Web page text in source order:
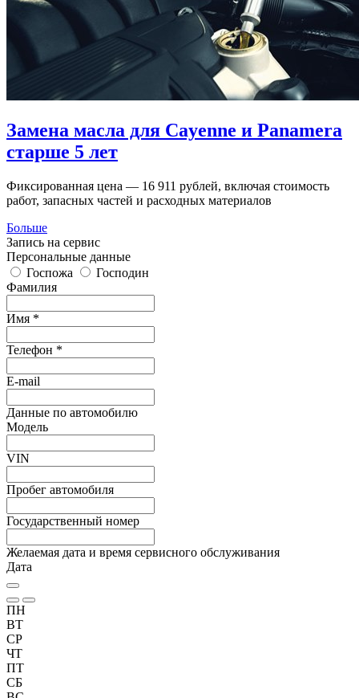
Замена масла для Cayenne и Panamera
старше 5 лет
Фиксированная цена — 16 911 рублей, включая стоимость
работ, запасных частей и расходных материалов
Больше
Запись на сервис
Персональные данные
Госпожа
Господин
Фамилия
Имя *
Телефон *
E-mail
Данные по автомобилю
Модель
VIN
Пробег автомобиля
Государственный номер
Желаемая дата и время сервисного обслуживания
Дата
ПН
ВТ
СР
ЧТ
ПТ
СБ